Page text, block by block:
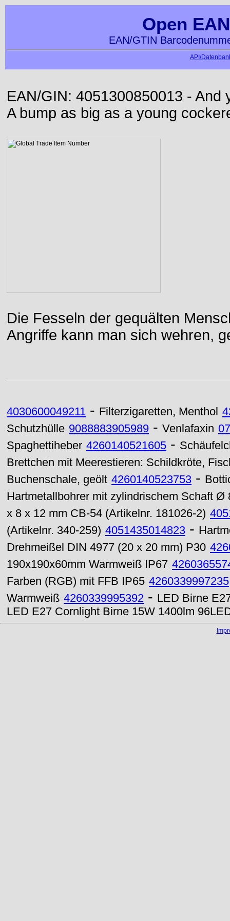
Open
EAN/GTIN
API/
EAN/GIN: 4051300850013 -
A bump as big as a young
Die Fesseln der gequälten
Angriffe kann man sich wehren,
4030600049211 - Filterzigaretten, Menthol
Schutzhülle 9088883905989 - Venlafaxin
Spaghettiheber 4260140521605 -
Brettchen mit Meerestieren: Schildkröte,
Buchenschale, geölt 4260140523753 -
Hartmetallbohrer mit zylindrischem Schaft Ø
x 8 x 12 mm CB-54 (Artikelnr. 181026-2)
(Artikelnr. 340-259) 4051435014823 -
Drehmeißel DIN 4977 (20 x 20 mm) P30
190x190x60mm Warmweiß IP67
Farben (RGB) mit FFB IP65 4260339997235
Warmweiß 4260339995392 - LED Birne
LED E27 Cornlight Birne 15W 1400lm